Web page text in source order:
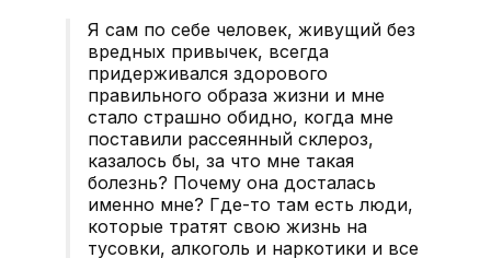
Я сам по себе человек, живущий без
вредных привычек, всегда
придерживался здорового
правильного образа жизни и мне
стало страшно обидно, когда мне
поставили рассеянный склероз,
казалось бы, за что мне такая
болезнь? Почему она досталась
именно мне? Где-то там есть люди,
которые тратят свою жизнь на
тусовки, алкоголь и наркотики и все